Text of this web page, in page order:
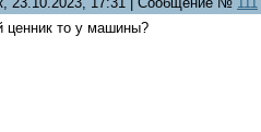
ценник то у машины?